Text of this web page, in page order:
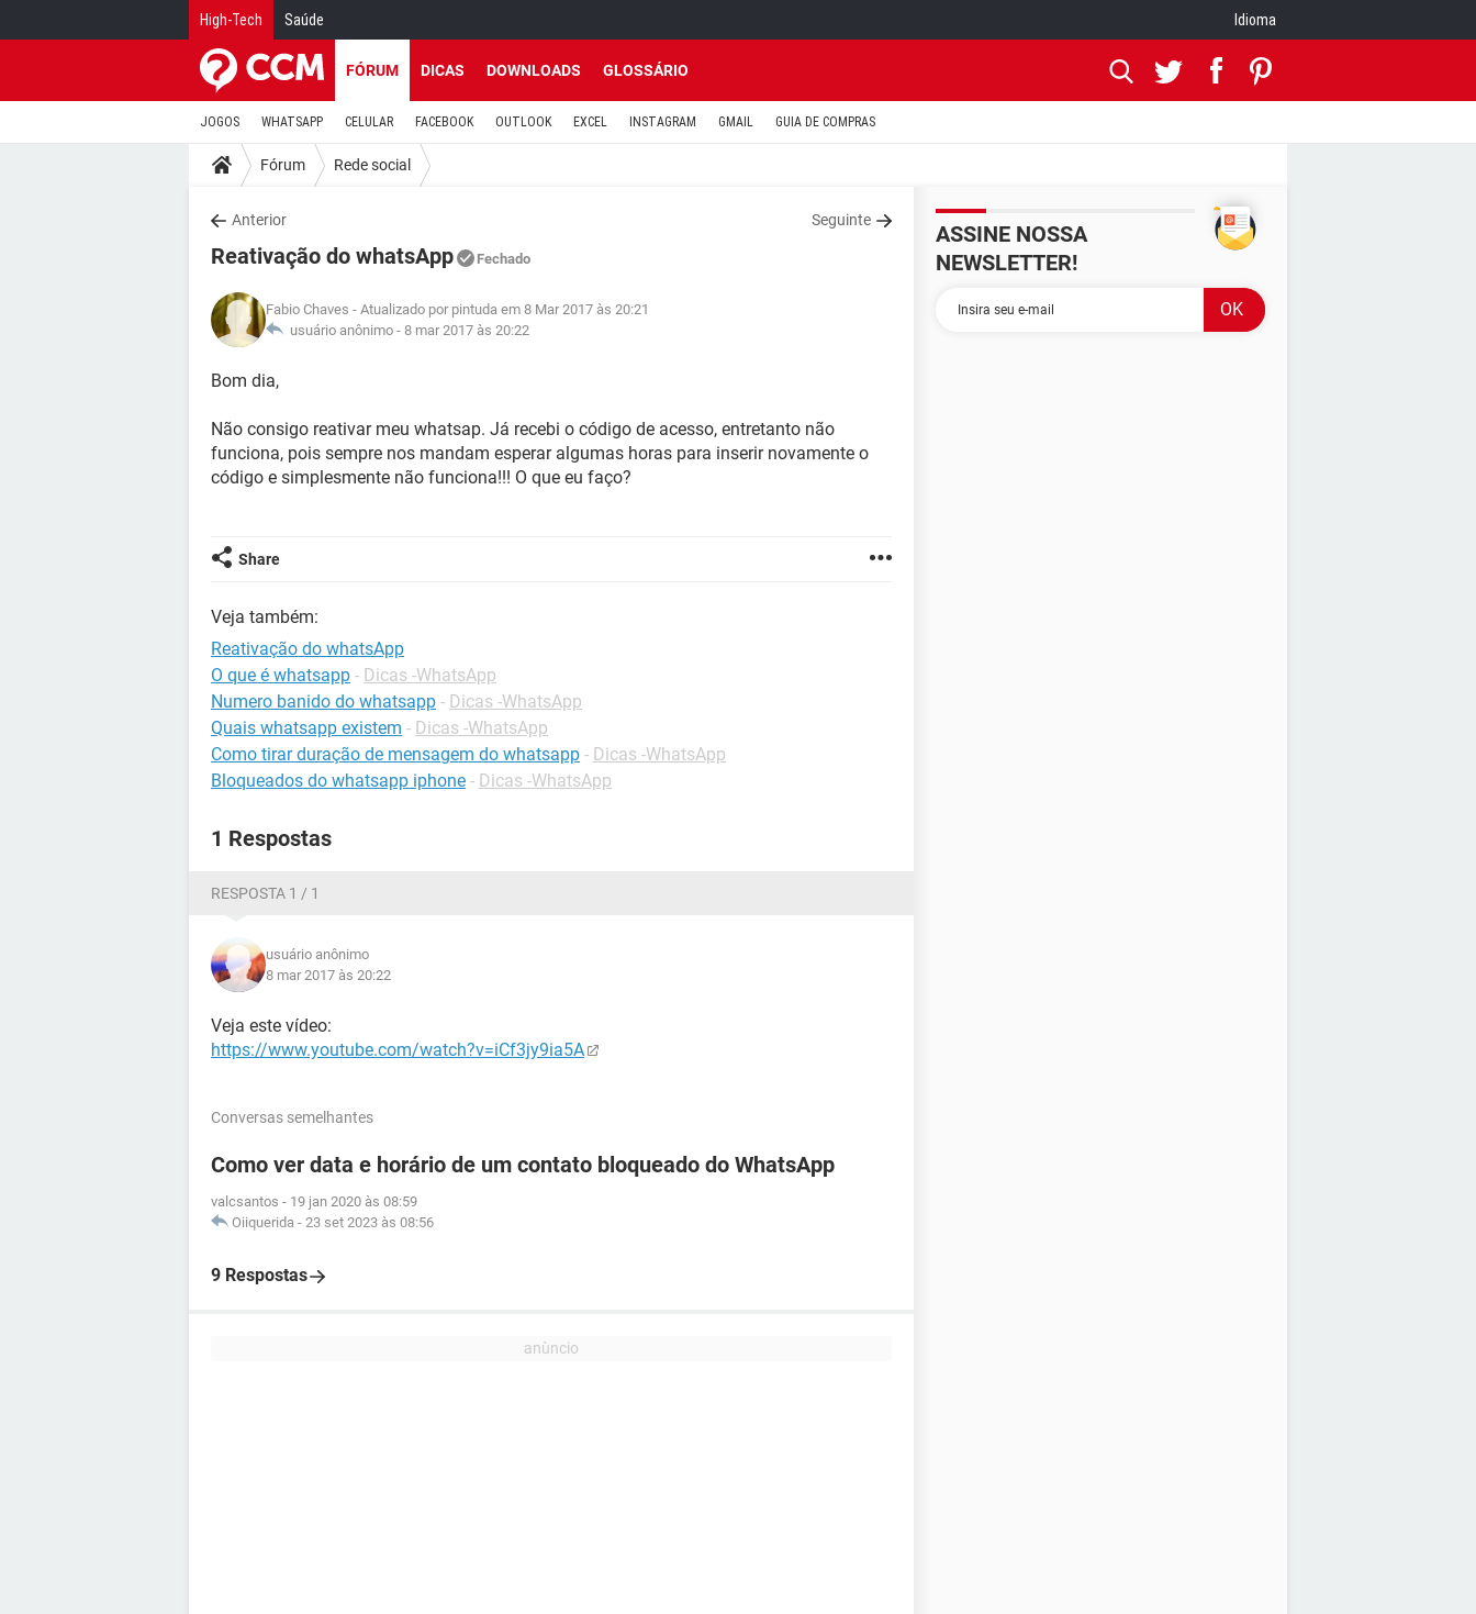
High-Tech Saúde Idioma
FÓRUM DICAS DOWNLOADS GLOSSÁRIO
JOGOS WHATSAPP CELULAR FACEBOOK OUTLOOK EXCEL INSTAGRAM GMAIL GUIA DE COMPRAS
Fórum Rede social
Anterior Seguinte
Reativação do whatsApp Fechado
Fabio Chaves - Atualizado por pintuda em 8 Mar 2017 às 20:21
usuário anônimo - 8 mar 2017 às 20:22
Bom dia,
Não consigo reativar meu whatsap. Já recebi o código de acesso, entretanto não
funciona, pois sempre nos mandam esperar algumas horas para inserir novamente o
código e simplesmente não funciona!!! O que eu faço?
Share
Veja também:
Reativação do whatsApp
O que é whatsapp - Dicas -WhatsApp
Numero banido do whatsapp - Dicas -WhatsApp
Quais whatsapp existem - Dicas -WhatsApp
Como tirar duração de mensagem do whatsapp - Dicas -WhatsApp
Bloqueados do whatsapp iphone - Dicas -WhatsApp
1 Respostas
RESPOSTA 1 / 1
usuário anônimo
8 mar 2017 às 20:22
Veja este vídeo:
https://www.youtube.com/watch?v=iCf3jy9ia5A
Conversas semelhantes
Como ver data e horário de um contato bloqueado do WhatsApp
valcsantos - 19 jan 2020 às 08:59
Oiiquerida - 23 set 2023 às 08:56
9 Respostas
ASSINE NOSSA
NEWSLETTER!